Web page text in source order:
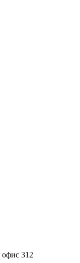
офис 312